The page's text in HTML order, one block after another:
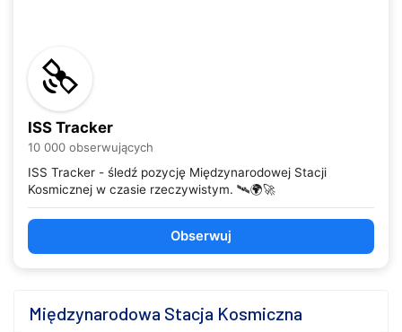
ISS Tracker
10 000 obserwujących
ISS Tracker - śledź pozycję Międzynarodowej Stacji
Kosmicznej w czasie rzeczywistym. 🛰️🌍🚀
Obserwuj
Międzynarodowa Stacja Kosmiczna